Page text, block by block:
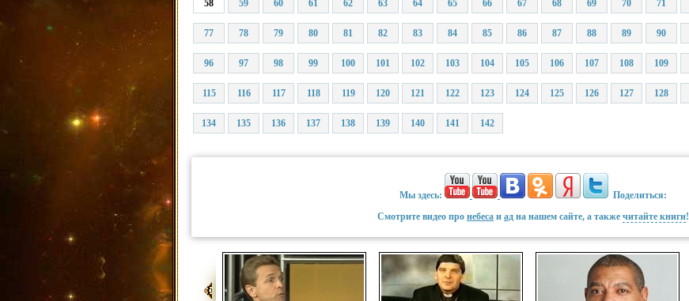
58 59 60 61 62 63 64 65 66 67 68 69 70 71
77 78 79 80 81 82 83 84 85 86 87 88 89 90
96 97 98 99 100 101 102 103 104 105 106 107 108 109
115 116 117 118 119 120 121 122 123 124 125 126 127 128
134 135 136 137 138 139 140 141 142
Мы здесь:
Поделиться:
Смотрите видео про небеса и ад на нашем сайте, а также читайте книги!